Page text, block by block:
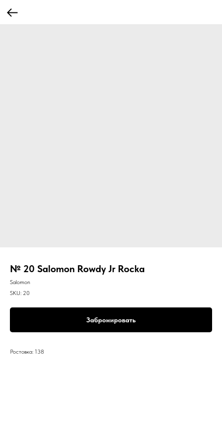
№ 20 Salomon Rowdy Jr Rocka
Salomon
SKU: 20
Забронировать
Ростовка: 138